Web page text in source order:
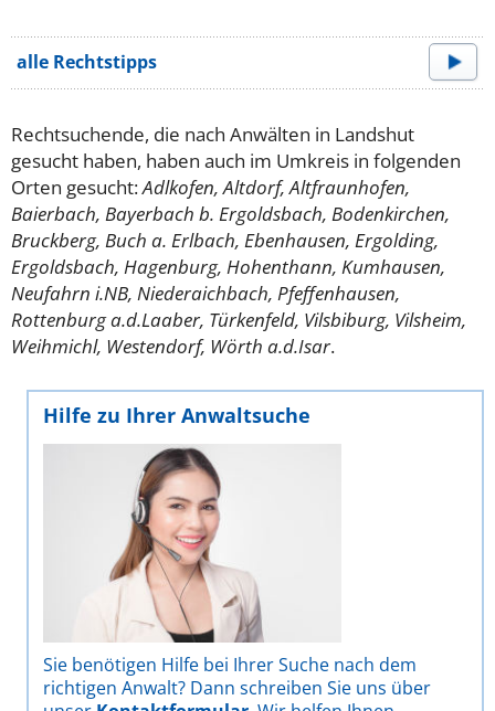
alle Rechtstipps
Rechtsuchende, die nach Anwälten in Landshut
gesucht haben, haben auch im Umkreis in folgenden
Orten gesucht:Adlkofen, Altdorf, Altfraunhofen,
Baierbach, Bayerbach b. Ergoldsbach, Bodenkirchen,
Bruckberg, Buch a. Erlbach, Ebenhausen, Ergolding,
Ergoldsbach, Hagenburg, Hohenthann, Kumhausen,
Neufahrn i.NB, Niederaichbach, Pfeffenhausen,
Rottenburg a.d.Laaber, Türkenfeld, Vilsbiburg, Vilsheim,
Weihmichl, Westendorf, Wörth a.d.Isar.
Hilfe zu Ihrer Anwaltsuche
Sie benötigen Hilfe bei Ihrer Suche nach dem
richtigen Anwalt? Dann schreiben Sie uns über